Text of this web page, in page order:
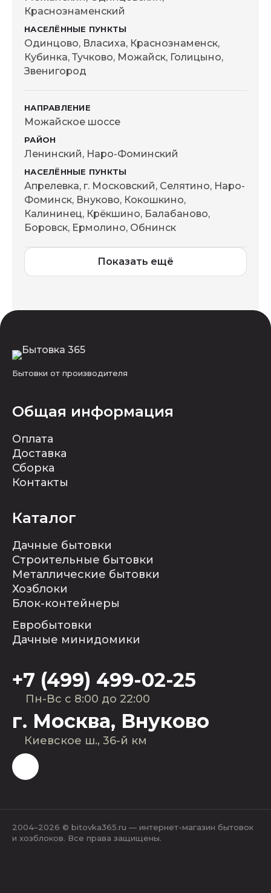
Краснознаменский
Одинцово, Власиха, Краснознаменск,
Кубинка, Тучково, Можайск, Голицыно,
Звенигород
Можайское шоссе
Ленинский, Наро-Фоминский
Апрелевка, г. Московский, Селятино, Наро-
Фоминск, Внуково, Кокошкино,
Калининец, Крёкшино, Балабаново,
Боровск, Ермолино, Обнинск
Показать ещё
Бытовки от производителя
Общая информация
Оплата
Доставка
Сборка
Контакты
Каталог
Дачные бытовки
Строительные бытовки
Металлические бытовки
Хозблоки
Блок-контейнеры
Евробытовки
Дачные минидомики
+7 (499) 499-02-25
Пн-Вс с 8:00 до 22:00
г. Москва, Внуково
Киевское ш., 36-й км
2004–2026 © bitovka365.ru — интернет-магазин бытовок
и хозблоков. Все права защищены.